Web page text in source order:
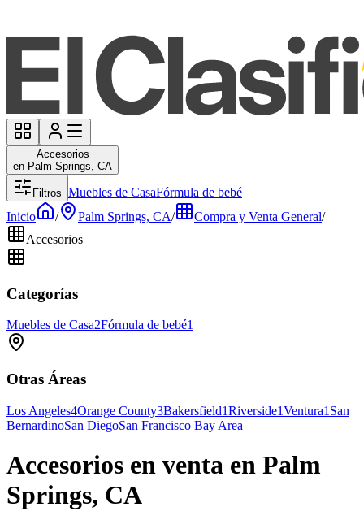
Accesorios
en Palm Springs, CA
Filtros Muebles de CasaFórmula de bebé
Inicio
/ Palm Springs, CA/ Compra y Venta General/
Accesorios
Categorías
Muebles de Casa2Fórmula de bebé1
Otras Áreas
Los Angeles4Orange County3Bakersfield1Riverside1Ventura1 San
BernardinoSan DiegoSan Francisco Bay Area
Accesorios en venta en Palm
Springs, CA